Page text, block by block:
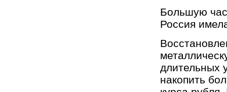
Большую
Россия
длительных
накопить